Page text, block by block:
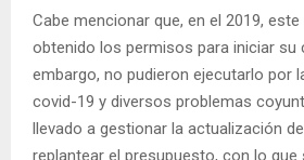
Cabe mencionar que, en el 2019,
obtenido los permisos para iniciar su
embargo, no pudieron ejecutarlo por
covid-19 y diversos problemas
llevado a gestionar la actualización
replantear el presupuesto, con lo que